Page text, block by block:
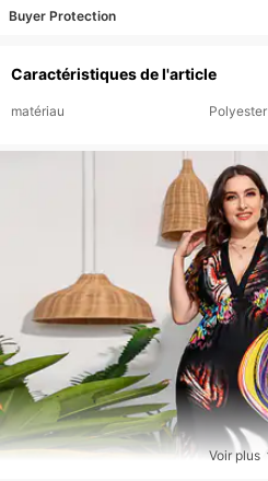
Buyer Protection
Caractéristiques de l'article
matériau Polyester
Voir plus